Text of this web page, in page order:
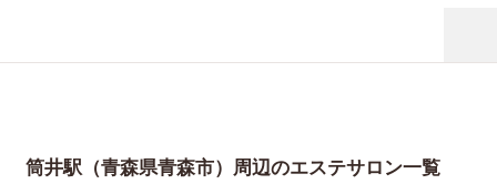
筒井駅（青森県青森市）周辺のエステサロン一覧